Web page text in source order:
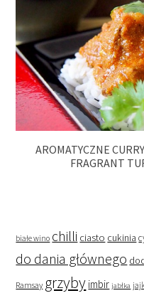
AROMATYCZNE
FRAGRANT
białe wino chilli ciasto cukinia
do dania głównego
Ramsay grzyby imbir jabłka